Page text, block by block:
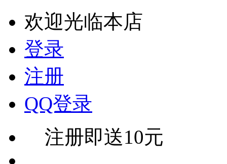
欢迎光临本店
登录
注册
QQ登录
注册即送10元